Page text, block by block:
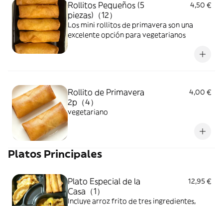
Rollitos Pequeños (5
piezas)（12）
4,50 €
Los mini rollitos de primavera son una
excelente opción para vegetarianos
Rollito de Primavera
2p（4）
4,00 €
vegetariano
Platos Principales
Plato Especial de la
Casa（1）
12,95 €
Incluye arroz frito de tres ingredientes,